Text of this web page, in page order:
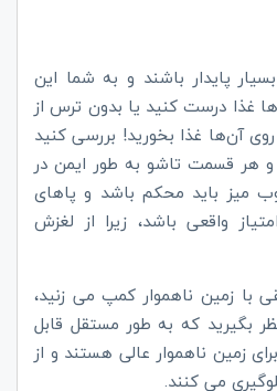
پایدار باشند و به شما این
غذا درست کنید یا بدون ترس از
آن‌ها غذا بخورید! بررسی کنید
هر قسمت تاشو به طور ایمن در
میز باید محکم باشد و پاهای
واقعی باشد، زیرا از لغزش
با زمین ناهموار کمپ می زنید،
بگیرید که به طور مستقل قابل
زمین ناهموار عالی هستند و از
می کنند.